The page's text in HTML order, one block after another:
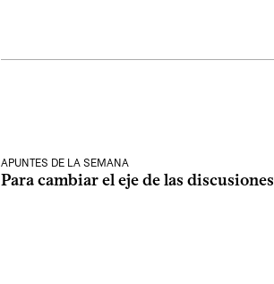
APUNTES DE LA SEMANA
Para cambiar el eje de las discusiones